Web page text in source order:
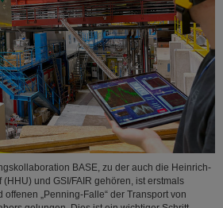
BASE, zu der auch die Heinrich-
und GSI/FAIR gehören, ist erstmals
„Penning-Falle“ der Transport von